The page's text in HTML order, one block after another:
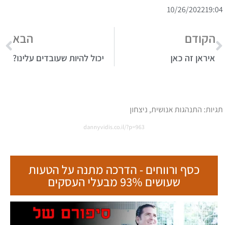
19:04
10/26/2022
הקודם
איראן זה כאן
הבא
יכול להיות שעובדים עלינו?
תגיות: התנהגות אנושית, ניצחון
dannyvidis.co.il/?p=963
כסף ורווחים - הדרכה מתנה על הטעות
שעושים 93% מבעלי העסקים